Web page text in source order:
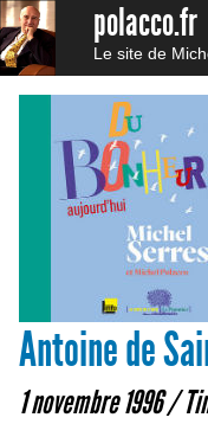
polacco.fr
Le site de
Antoine de
1 novembre 1996 /